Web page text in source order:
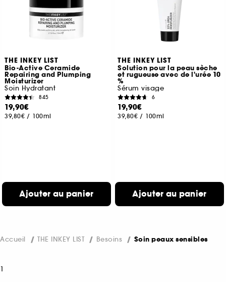
THE INKEY LIST
Bio-Active Ceramide
Repairing and Plumping
Moisturizer
Soin Hydratant
845
19,90€
39,80€ / 100ml
Ajouter au panier
THE INKEY LIST
Solution pour la peau sèche
et rugueuse avec de l'urée 10
%
Sérum visage
6
19,90€
39,80€ / 100ml
Ajouter au panier
Accueil THE INKEY LIST Besoins Soin peaux sensibles
1